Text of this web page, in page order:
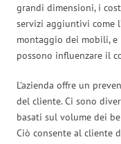
grandi dimensioni, i
servizi aggiuntivi come
montaggio dei mobili,
possono influenzare il
L’azienda offre un
del cliente. Ci sono
basati sul volume dei
Ciò consente al cliente